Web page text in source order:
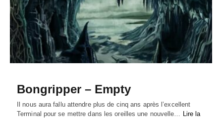
Bongripper – Empty
Il nous aura fallu attendre plus de cinq ans après l’excellent
Terminal pour se mettre dans les oreilles une nouvelle… Lire la